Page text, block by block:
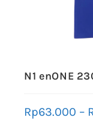
N1 enONE
Rp63.000 –